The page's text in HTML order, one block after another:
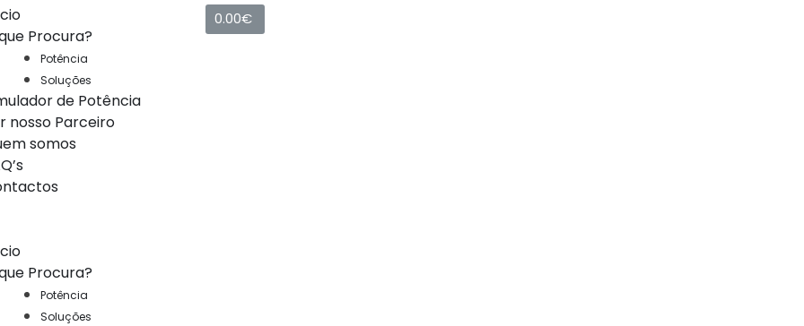
Procura?
Potência
Soluções
de Potência
nosso Parceiro
somos
Procura?
Potência
Soluções
0.00€